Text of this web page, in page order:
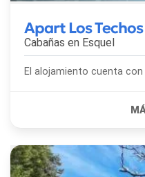
Apart Los Techos
Cabañas en Esquel